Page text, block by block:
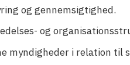
og gennemsigtighed.
og
myndigheder i relation til